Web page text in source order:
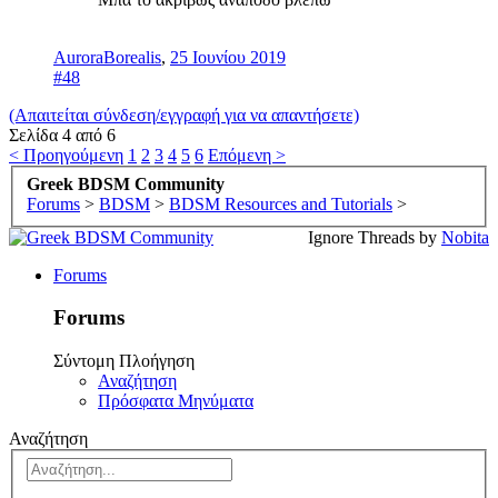
AuroraBorealis, 25 Ιουνίου 2019
#48
(Απαιτείται σύνδεση/εγγραφή για να απαντήσετε)
Σελίδα 4 από 6
< Προηγούμενη 1 2 3 4 5 6 Επόμενη >
Greek BDSM Community
Forums > BDSM > BDSM Resources and Tutorials >
Ignore Threads by Nobita
Forums
Forums
Σύντομη Πλοήγηση
Αναζήτηση
Πρόσφατα Μηνύματα
Αναζήτηση